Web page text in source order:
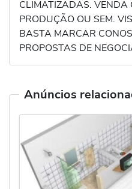
CLIMATIZADAS. VENDA
PRODUÇÃO OU SEM.
BASTA MARCAR
PROPOSTAS DE
Anúncios